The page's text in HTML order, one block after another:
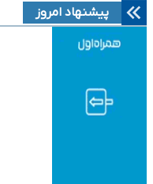
پیشنهاد امروز